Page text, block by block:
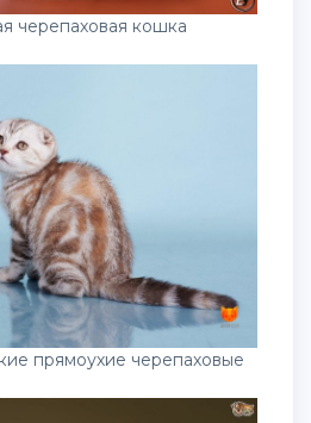
черепаховая кошка
прямоухие черепаховые